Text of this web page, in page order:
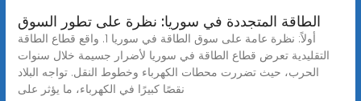
الطاقة المتجددة في سوريا: نظرة على تطور السوق
أولاً: نظرة عامة على سوق الطاقة في سوريا 1. واقع قطاع الطاقة
التقليدية تعرض قطاع الطاقة في سوريا لأضرار جسيمة خلال سنوات
الحرب، حيث تضررت محطات الكهرباء وخطوط النقل. تواجه البلاد
نقصًا كبيرًا في الكهرباء، ما يؤثر على